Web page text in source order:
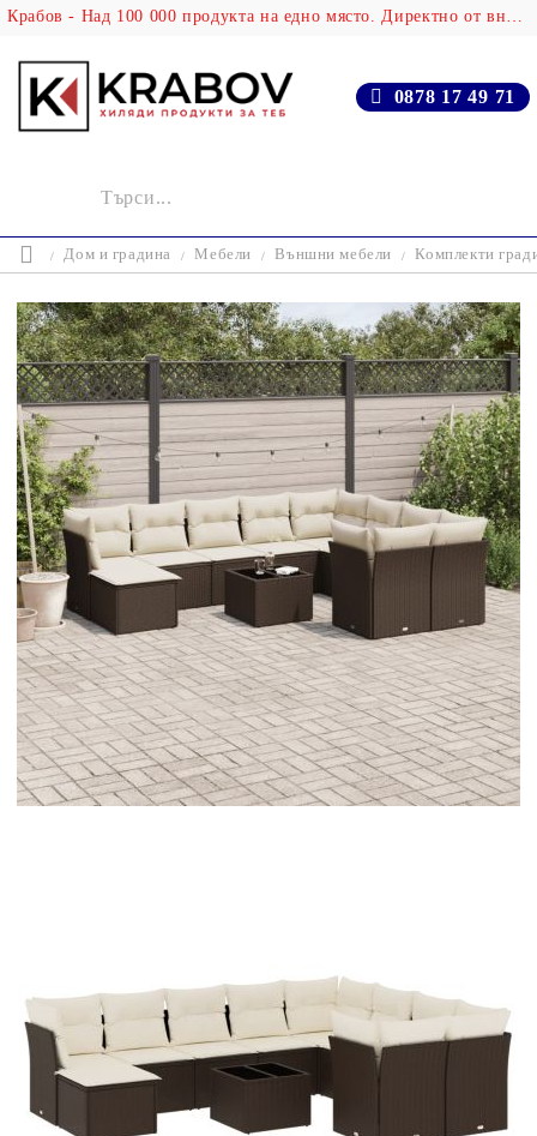
Крабов - Над 100 000 продукта на едно място. Директно от вносителя!
0878 17 49 71
Дом и градина Мебели Външни мебели Комплекти